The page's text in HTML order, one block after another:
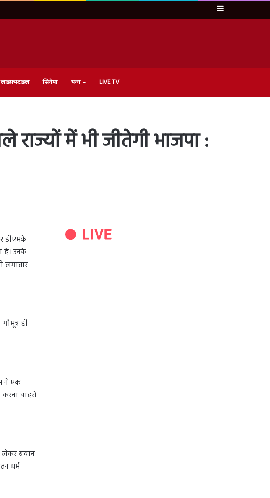
Sidebar
लाइफ़स्टाइल सिनेमा अन्य LIVE TV
राज्यों में भी जीतेगी भाजपा :
डीएमके
है। उनके
लगातार
ही
ने एक
चाहते
लेकर बयान
धर्म